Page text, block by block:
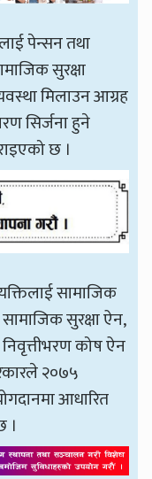
पेन्सन तथा
सुरक्षा
मिलाउन आग्रह
सिर्जना हुने
छ ।
सामाजिक
सामाजिक सुरक्षा ऐन,
कोष ऐन
२०७५
आधारित
।